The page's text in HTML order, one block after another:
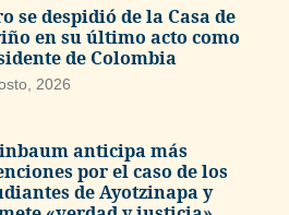
se despidió de la Casa de
en su último acto como
de Colombia
2026
anticipa más
por el caso de los
de Ayotzinapa y